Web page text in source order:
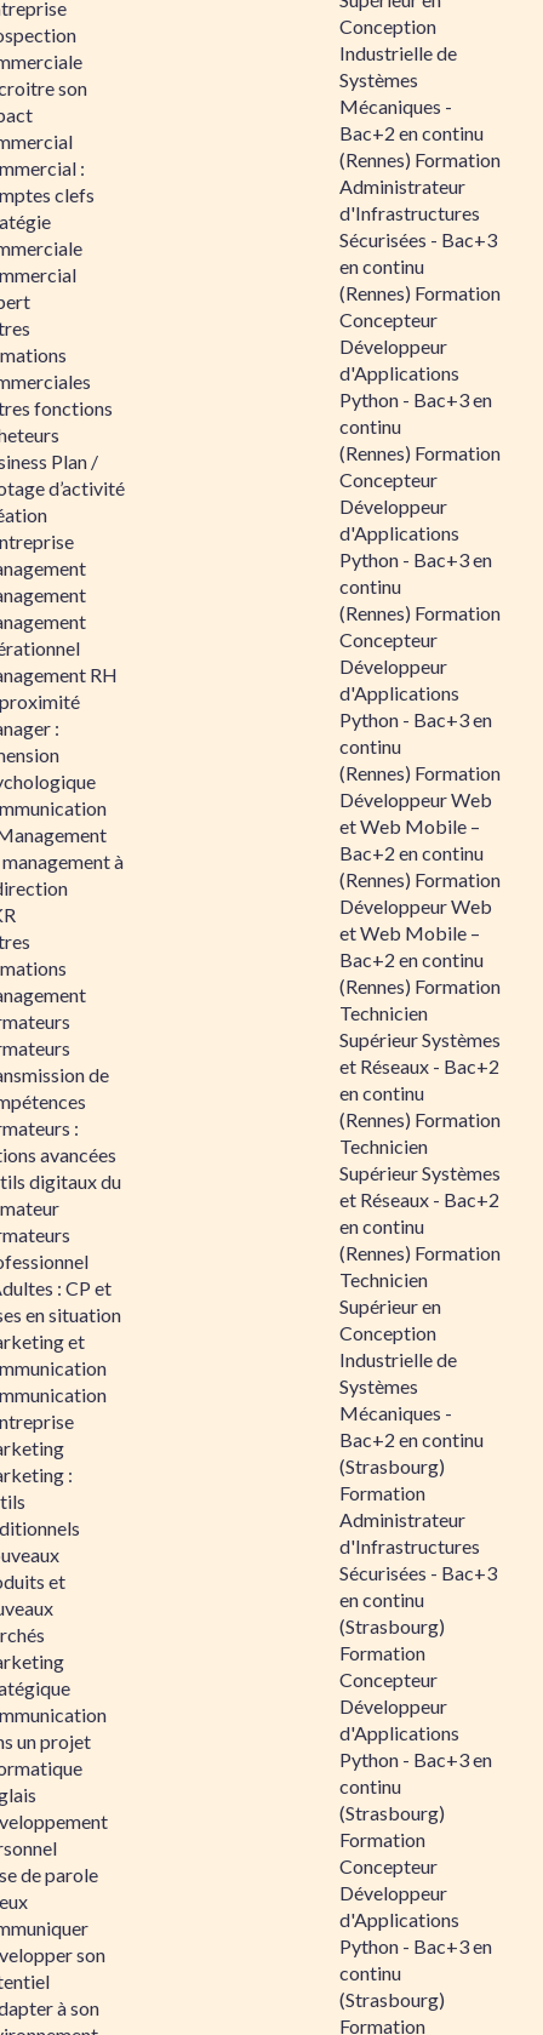
son
:
clefs
fonctions
Plan /
d’activité
RH
:
à
de
:
avancées
digitaux du
: CP et
en situation
et
:
et
un projet
de parole
son
à son
Conception
Industrielle de
Systèmes
Mécaniques -
Bac+2 en continu
(Rennes) Formation
Administrateur
d'Infrastructures
Sécurisées - Bac+3
en continu
(Rennes) Formation
Concepteur
Développeur
d'Applications
Python - Bac+3 en
continu
(Rennes) Formation
Concepteur
Développeur
d'Applications
Python - Bac+3 en
continu
(Rennes) Formation
Concepteur
Développeur
d'Applications
Python - Bac+3 en
continu
(Rennes) Formation
Développeur Web
et Web Mobile –
Bac+2 en continu
(Rennes) Formation
Développeur Web
et Web Mobile –
Bac+2 en continu
(Rennes) Formation
Technicien
Supérieur Systèmes
et Réseaux - Bac+2
en continu
(Rennes) Formation
Technicien
Supérieur Systèmes
et Réseaux - Bac+2
en continu
(Rennes) Formation
Technicien
Supérieur en
Conception
Industrielle de
Systèmes
Mécaniques -
Bac+2 en continu
(Strasbourg)
Formation
Administrateur
d'Infrastructures
Sécurisées - Bac+3
en continu
(Strasbourg)
Formation
Concepteur
Développeur
d'Applications
Python - Bac+3 en
continu
(Strasbourg)
Formation
Concepteur
Développeur
d'Applications
Python - Bac+3 en
continu
(Strasbourg)
Formation